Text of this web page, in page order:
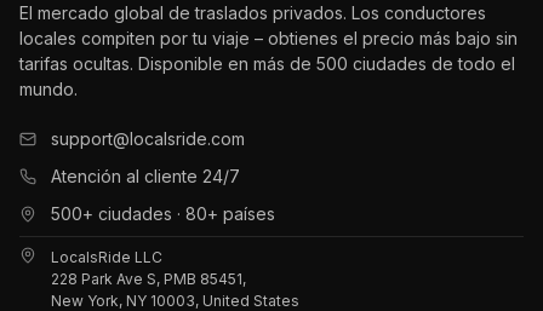
El mercado global de traslados privados. Los conductores
locales compiten por tu viaje – obtienes el precio más bajo sin
tarifas ocultas. Disponible en más de 500 ciudades de todo el
mundo.
support@localsride.com
Atención al cliente 24/7
500+ ciudades · 80+ países
LocalsRide LLC
228 Park Ave S, PMB 85451,
New York, NY 10003, United States